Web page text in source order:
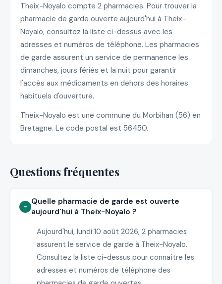
Theix-Noyalo compte 2 pharmacies. Pour trouver la
pharmacie de garde ouverte aujourd'hui à Theix-
Noyalo, consultez la liste ci-dessus avec les
adresses et numéros de téléphone. Les pharmacies
de garde assurent un service de permanence les
dimanches, jours fériés et la nuit pour garantir
l'accès aux médicaments en dehors des horaires
habituels d'ouverture.
Theix-Noyalo est une commune du Morbihan (56) en
Bretagne. Le code postal est 56450.
Questions fréquentes
Quelle pharmacie de garde est ouverte
aujourd'hui à Theix-Noyalo ?
Aujourd'hui, lundi 10 août 2026, 2 pharmacies
assurent le service de garde à Theix-Noyalo.
Consultez la liste ci-dessus pour connaître les
adresses et numéros de téléphone des